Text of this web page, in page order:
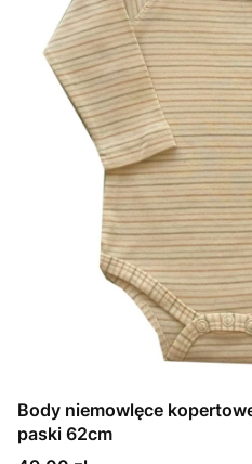
Body niemowlęce
paski 62cm